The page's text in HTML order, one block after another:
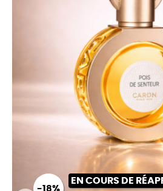
-18%
EN COURS DE